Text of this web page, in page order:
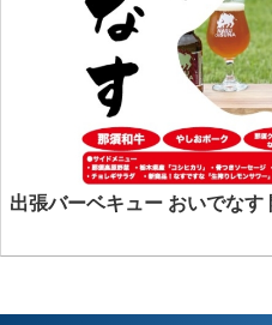
出張バーベキュー おいでな